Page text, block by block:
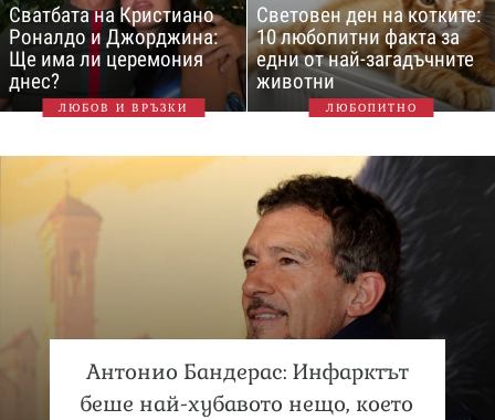
Сватбата на Кристиано
Роналдо и Джорджина:
Ще има ли церемония
днес?
ЛЮБОВ И ВРЪЗКИ
Световен ден на котките:
10 любопитни факта за
едни от най-загадъчните
животни
ЛЮБОПИТНО
Антонио Бандерас: Инфарктът
беше най-хубавото нещо, което